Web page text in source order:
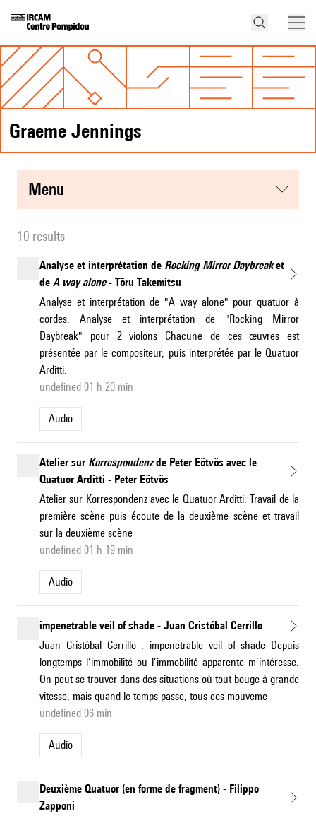
Graeme Jennings
menu
10 results
Analyse et interprétation de Rocking Mirror Daybreaket
de A way alone- Tōru Takemitsu
Analyse et interprétation de "A way alone" pour quatuor à
cordes. Analyse et interprétation de "Rocking Mirror
Daybreak" pour 2 violons Chacune de ces œuvres est
présentée par le compositeur, puis interprétée par le Quatuor
Arditti.
undefined 01 h 20 min
Audio
Atelier sur Korrespondenzde Peter Eötvös avec le
Quatuor Arditti - Peter Eötvös
Atelier sur Korrespondenz avec le Quatuor Arditti. Travail de la
première scène puis écoute de la deuxième scène et travail
sur la deuxième scène
undefined 01 h 19 min
Audio
impenetrable veil of shade - Juan Cristóbal Cerrillo
Juan Cristóbal Cerrillo : impenetrable veil of shade Depuis
longtemps l’immobilité ou l’immobilité apparente m’intéresse.
On peut se trouver dans des situations où tout bouge à grande
vitesse, mais quand le temps passe, tous ces mouveme
undefined 06 min
Audio
Deuxième Quatuor (en forme de fragment) - Filippo
Zapponi